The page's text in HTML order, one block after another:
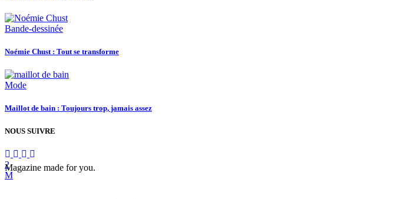
Bande-dessinée
Noémie Chust : Tout se transforme
Mode
Maillot de bain : Toujours trop, jamais assez
NOUS SUIVRE
Magazine made for you.